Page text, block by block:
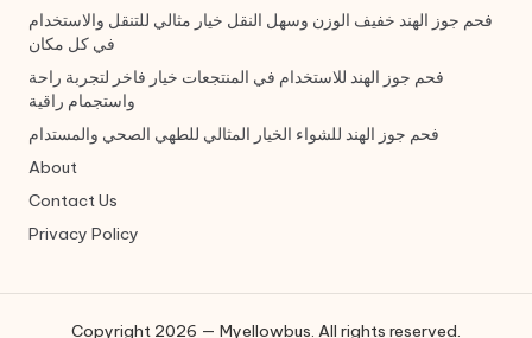
فحم جوز الهند خفيف الوزن وسهل النقل خيار مثالي للتنقل والاستخدام
في كل مكان
فحم جوز الهند للاستخدام في المنتجعات خيار فاخر لتجربة راحة
واستجمام راقية
فحم جوز الهند للشواء الخيار المثالي للطهي الصحي والمستدام
About
Contact Us
Privacy Policy
Copyright 2026 — Myellowbus. All rights reserved.